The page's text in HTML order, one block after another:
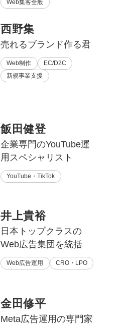
Web集客全般
西野集
売れるブランド作る君
Web制作
EC/D2C
新規事業支援
飯田健登
企業専門のYouTube運
用スペシャリスト
YouTube・TikTok
井上貴裕
日本トップクラスの
Web広告集団を統括
Web広告運用 CRO・LPO
金田修平
Meta広告運用の専門家